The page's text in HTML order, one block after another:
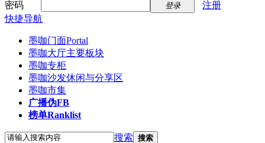
密码
登录
注册
快捷导航
墨咖门面Portal
墨咖大厅主要板块
墨咖专柜
墨咖沙发休闲与分享区
墨咖市集
广播伪FB
榜单Ranklist
搜索 搜索